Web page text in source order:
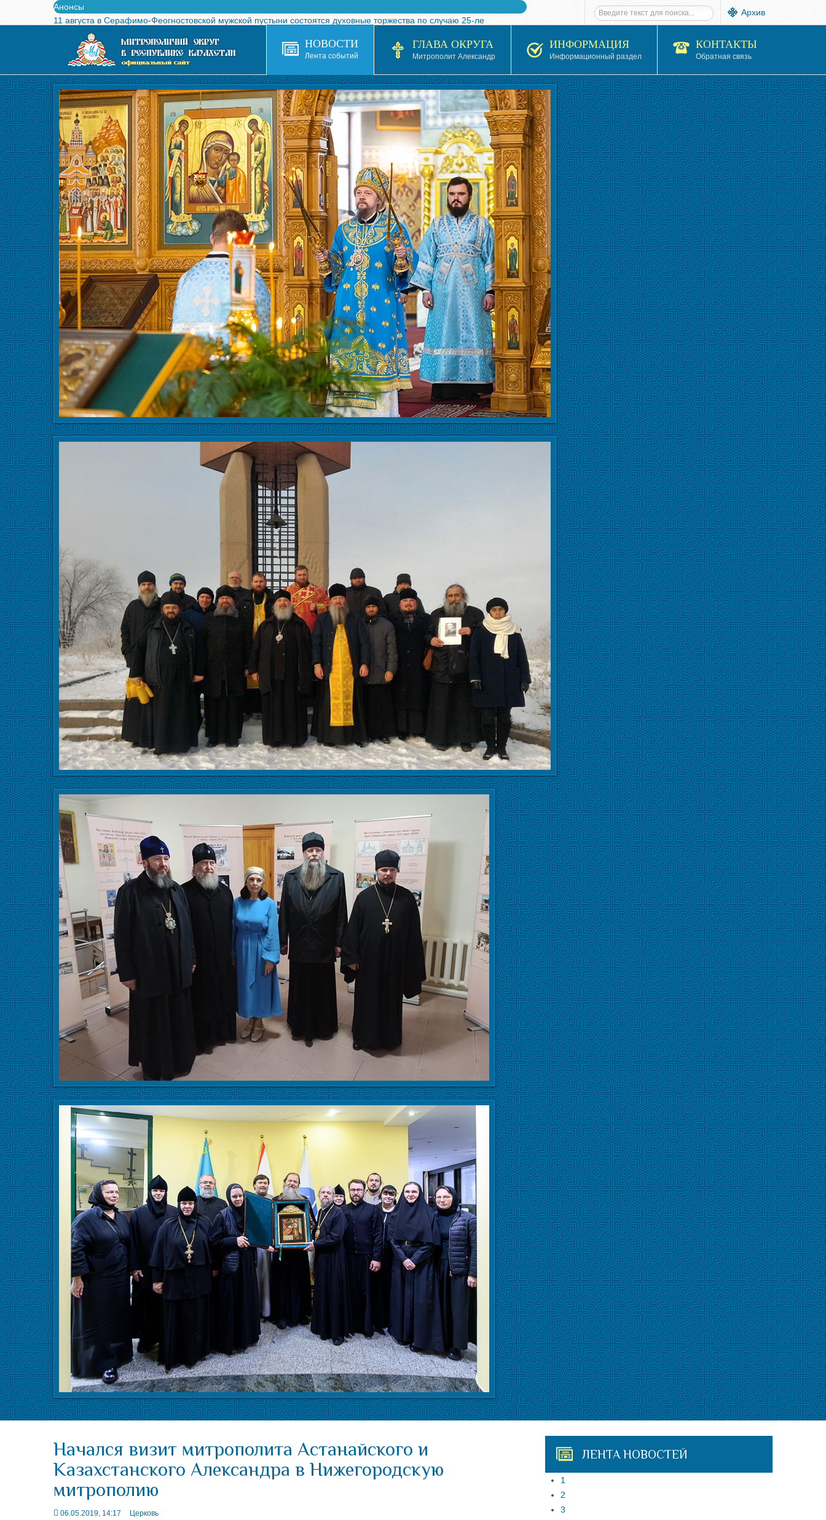
Анонсы
11 августа в Серафимо-Феогностовской мужской пустыни состоятся духовные торжества по случаю 25-ле
Выпущен в свет буклет о проведении Международного турнира по волейболу, посвященного 25-летию обр
Вышел в свет новый номер журнала «Свет Православия в Казахстане»
Вышла в свет монография «Управляющие Алма-Атинской епархией Русской Православной Церкви в 1927–19
Алма-Атинская духовная семинария объявляет прием документов на 2026-2027 учебный год
Архив
НОВОСТИ
Лента событий
ГЛАВА ОКРУГА
Митрополит Александр
ИНФОРМАЦИЯ
Информационный раздел
КОНТАКТЫ
Обратная связь
Начался визит митрополита Астанайского и
Казахстанского Александра в Нижегородскую
митрополию
06.05.2019, 14:17 Церковь
ЛЕНТА НОВОСТЕЙ
1
2
3